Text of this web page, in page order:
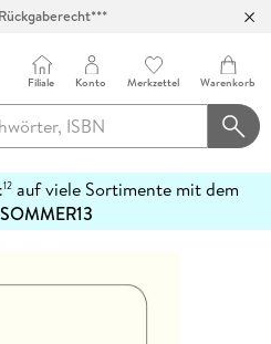
Filiale Konto Merkzettel Warenkorb
12auf viele Sortimente mit dem
SOMMER13